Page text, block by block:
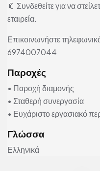
📎 Συνδεθείτε για να
εταιρεία.
Επικοινωνήστε
6974007044
Παροχές
• Παροχή διαμονής
• Σταθερή συνεργασία
• Ευχάριστο εργασιακό
Γλώσσα
Ελληνικά